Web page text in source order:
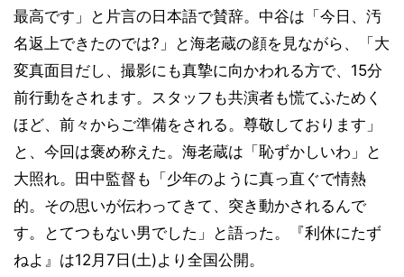
最高です」と片言の日本語で賛辞。中谷は「今日、汚
名返上できたのでは?」と海老蔵の顔を見ながら、「大
変真面目だし、撮影にも真摯に向かわれる方で、15分
前行動をされます。スタッフも共演者も慌てふためく
ほど、前々からご準備をされる。尊敬しております」
と、今回は褒め称えた。海老蔵は「恥ずかしいわ」と
大照れ。田中監督も「少年のように真っ直ぐで情熱
的。その思いが伝わってきて、突き動かされるんで
す。とてつもない男でした」と語った。『利休にたず
ねよ』は12月7日(土)より全国公開。